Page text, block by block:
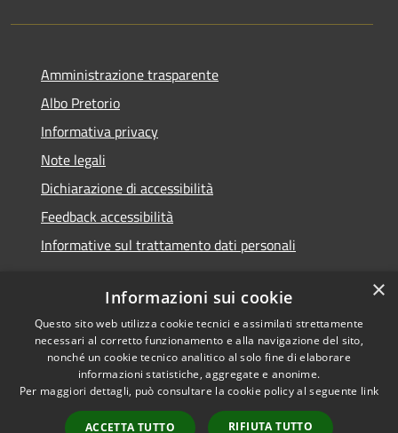
Amministrazione trasparente
Albo Pretorio
Informativa privacy
Note legali
Dichiarazione di accessibilità
Feedback accessibilità
Informative sul trattamento dati personali
RSS
Accessibilità
Cookie
Mappa del sito
Copyright © 2026 • Comune di
Pioltello • Powered by
Municipium•Accesso
redazione
×
Informazioni sui cookie
Questo sito web utilizza cookie tecnici e assimilati strettamente
necessari al corretto funzionamento e alla navigazione del sito,
nonché un cookie tecnico analitico al solo fine di elaborare
informazioni statistiche, aggregate e anonime.
Per maggiori dettagli, può consultare la cookie policy al seguente link
ACCETTA TUTTO RIFIUTA TUTTO